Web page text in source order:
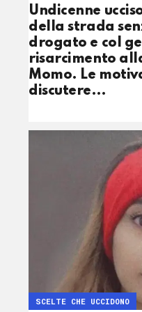
Undicenne
della strada
drogato e col
risarcimento
Momo. Le
discutere…
SCELTE CHE UCCIDONO